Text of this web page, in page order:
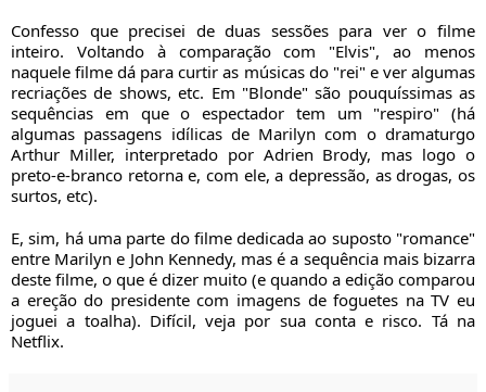
Confesso que precisei de duas sessões para ver o filme
inteiro. Voltando à comparação com "Elvis", ao menos
naquele filme dá para curtir as músicas do "rei" e ver algumas
recriações de shows, etc. Em "Blonde" são pouquíssimas as
sequências em que o espectador tem um "respiro" (há
algumas passagens idílicas de Marilyn com o dramaturgo
Arthur Miller, interpretado por Adrien Brody, mas logo o
preto-e-branco retorna e, com ele, a depressão, as drogas, os
surtos, etc).
E, sim, há uma parte do filme dedicada ao suposto "romance"
entre Marilyn e John Kennedy, mas é a sequência mais bizarra
deste filme, o que é dizer muito (e quando a edição comparou
a ereção do presidente com imagens de foguetes na TV eu
joguei a toalha). Difícil, veja por sua conta e risco. Tá na
Netflix.